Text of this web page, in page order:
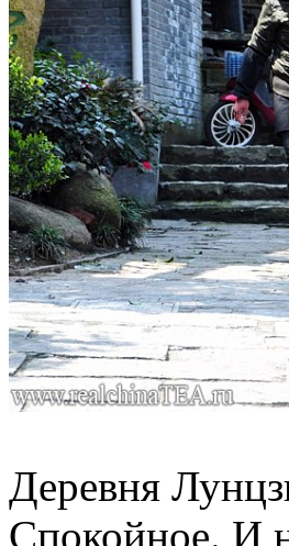
Деревня
Спокойное. И